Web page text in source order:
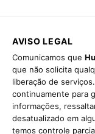
AVISO LEGAL
Comunicamos que
que não solicita
liberação de
continuamente para
informações,
desatualizado em
temos controle